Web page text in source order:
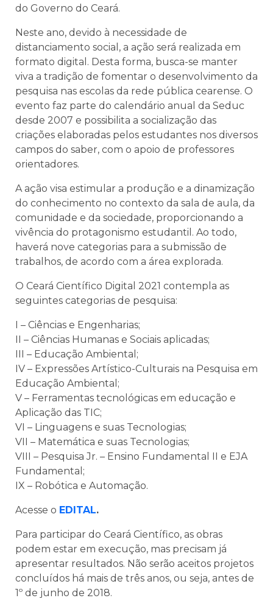
do Governo do Ceará.
Neste ano, devido à necessidade de
distanciamento social, a ação será realizada em
formato digital. Desta forma, busca-se manter
viva a tradição de fomentar o desenvolvimento da
pesquisa nas escolas da rede pública cearense. O
evento faz parte do calendário anual da Seduc
desde 2007 e possibilita a socialização das
criações elaboradas pelos estudantes nos diversos
campos do saber, com o apoio de professores
orientadores.
A ação visa estimular a produção e a dinamização
do conhecimento no contexto da sala de aula, da
comunidade e da sociedade, proporcionando a
vivência do protagonismo estudantil. Ao todo,
haverá nove categorias para a submissão de
trabalhos, de acordo com a área explorada.
O Ceará Científico Digital 2021 contempla as
seguintes categorias de pesquisa:
I – Ciências e Engenharias;
II – Ciências Humanas e Sociais aplicadas;
III – Educação Ambiental;
IV – Expressões Artístico-Culturais na Pesquisa em
Educação Ambiental;
V – Ferramentas tecnológicas em educação e
Aplicação das TIC;
VI – Linguagens e suas Tecnologias;
VII – Matemática e suas Tecnologias;
VIII – Pesquisa Jr. – Ensino Fundamental II e EJA
Fundamental;
IX – Robótica e Automação.
Acesse o EDITAL.
Para participar do Ceará Científico, as obras
podem estar em execução, mas precisam já
apresentar resultados. Não serão aceitos projetos
concluídos há mais de três anos, ou seja, antes de
1º de junho de 2018.